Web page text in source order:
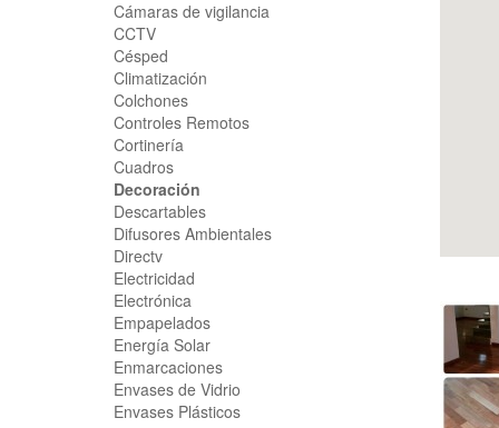
Cámaras de vigilancia
CCTV
Césped
Climatización
Colchones
Controles Remotos
Cortinería
Cuadros
Decoración
Descartables
Difusores Ambientales
Directv
Electricidad
Electrónica
Empapelados
Energía Solar
Enmarcaciones
Envases de Vidrio
Envases Plásticos